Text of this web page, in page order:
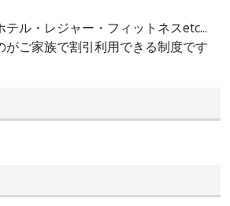
ル・レジャー・フィットネスetc...
がご家族で割引利用できる制度です